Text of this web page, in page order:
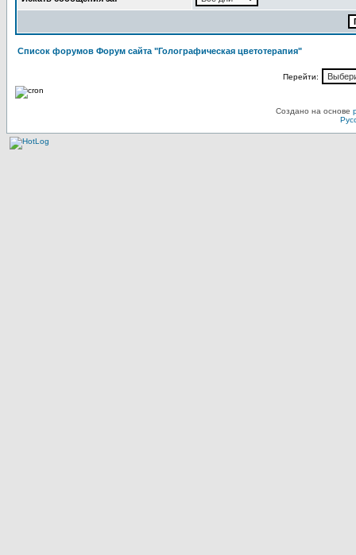
Список форумов Форум сайта "Голографическая цветотерапия"
Перейти:
Создано на основе